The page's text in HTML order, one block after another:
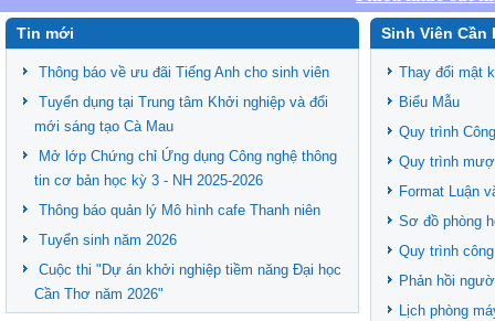
Tin mới
Thông báo về ưu đãi Tiếng Anh cho sinh viên
Tuyển dụng tại Trung tâm Khởi nghiệp và đổi
mới sáng tạo Cà Mau
Mở lớp Chứng chỉ Ứng dụng Công nghệ thông
tin cơ bản học kỳ 3 - NH 2025-2026
Thông báo quản lý Mô hình cafe Thanh niên
Tuyển sinh năm 2026
Cuộc thi "Dự án khởi nghiệp tiềm năng Đại học
Cần Thơ năm 2026"
Sinh Viên Cần
Thay đổi mật
Biểu Mẫu
Quy trình
Quy trình
Format Luận
Sơ đồ phòng
Quy trình
Phản hồi
Lịch phòng